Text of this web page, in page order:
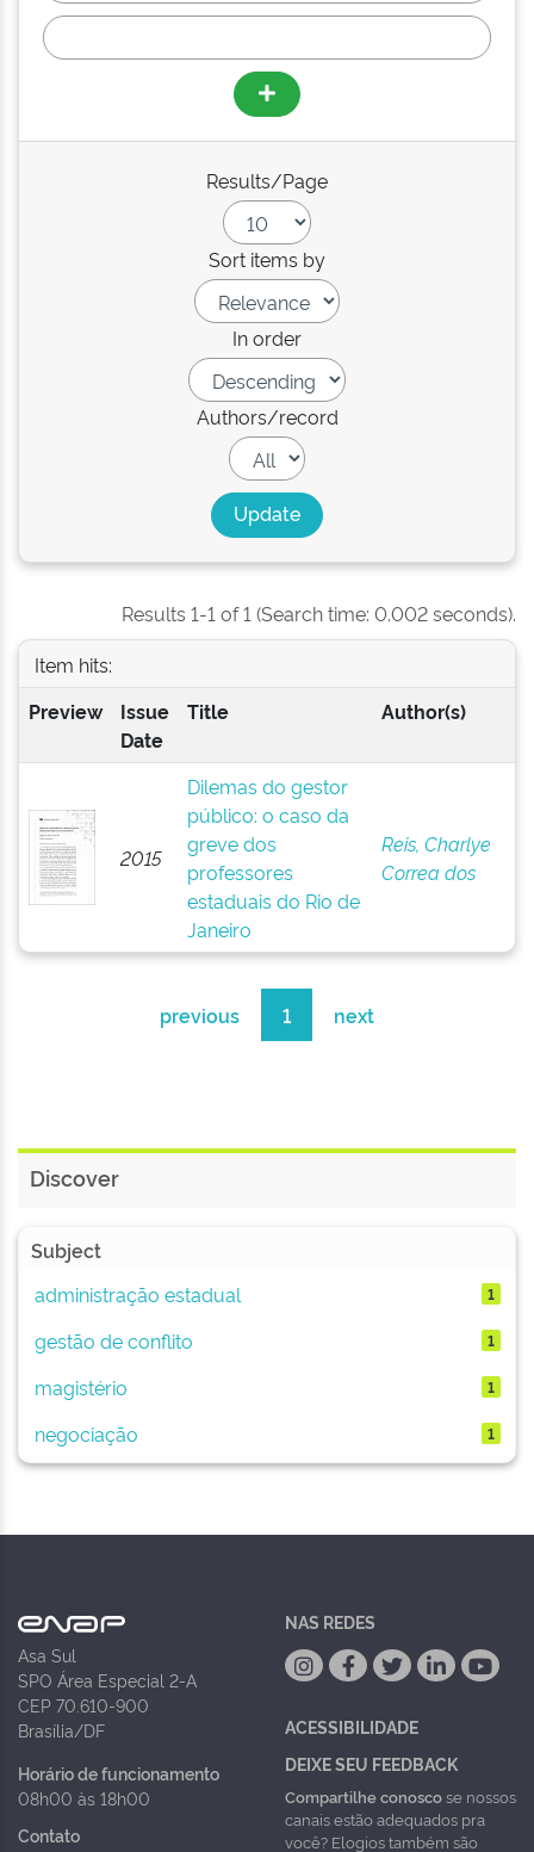
Results/Page
Sort items by
In order
Authors/record
Results 1-1 of 1 (Search time: 0.002 seconds).
Item hits:
Preview
Issue
Date
Title Author(s)
2015
Dilemas do gestor
público: o caso da
greve dos
professores
estaduais do Rio de
Janeiro
Reis, Charlye
Correa dos
previous 1 next
Discover
Subject
administração estadual
1
gestão de conflito 1
magistério 1
negociação 1
Asa Sul
SPO Área Especial 2-A
CEP 70.610-900
Brasília/DF
Horário de funcionamento
08h00 às 18h00
Contato
NAS REDES
ACESSIBILIDADE
DEIXE SEU FEEDBACK
Compartilhe conoscose nossos
canais estão adequados pra
você? Elogios também são